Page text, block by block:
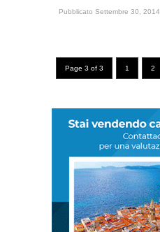
Pubblicato Settembre 30, 2014
Page 3 of 3 1 2